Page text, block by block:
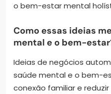
o bem-estar mental
Como essas ideias
mental e o bem-
Ideias de negócios
saúde mental e o bem-
conexão familiar e reduzir